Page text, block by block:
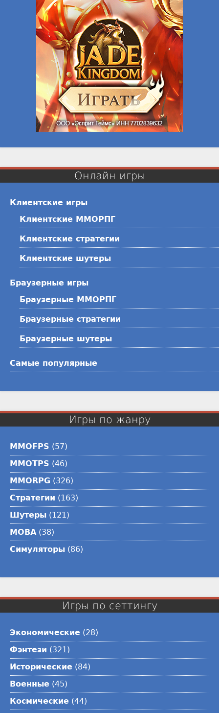
Онлайн игры
Клиентские игры
Клиентские ММОРПГ
Клиентские стратегии
Клиентские шутеры
Браузерные игры
Браузерные ММОРПГ
Браузерные стратегии
Браузерные шутеры
Самые популярные
Игры по жанру
MMOFPS (57)
MMOTPS (46)
MMORPG (326)
Стратегии (163)
Шутеры (121)
MOBA(38)
Симуляторы (86)
Игры по сеттингу
Экономические (28)
Фэнтези (321)
Исторические (84)
Военные (45)
Космические (44)